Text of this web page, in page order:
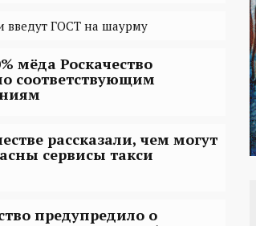
введут ГОСТ на шаурму
мёда Роскачество
соответствующим
рассказали, чем могут
сервисы такси
предупредило о